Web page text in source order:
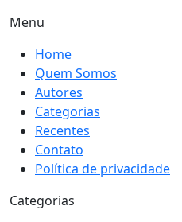
Menu
Home
Quem Somos
Autores
Categorias
Recentes
Contato
Política de privacidade
Categorias